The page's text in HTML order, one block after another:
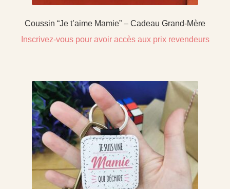
Coussin “Je t’aime Mamie” – Cadeau Grand-Mère
Inscrivez-vous pour avoir accès aux prix revendeurs